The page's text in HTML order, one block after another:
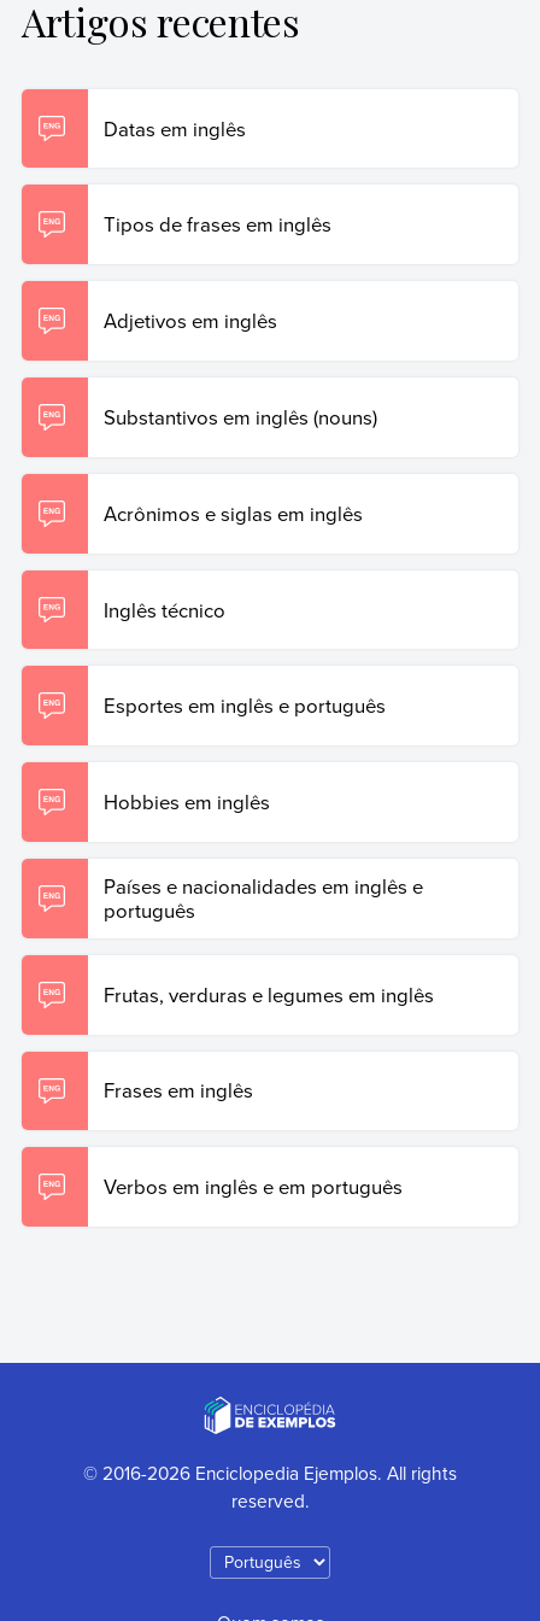
Artigos recentes
Datas em inglês
Tipos de frases em inglês
Adjetivos em inglês
Substantivos em inglês (nouns)
Acrônimos e siglas em inglês
Inglês técnico
Esportes em inglês e português
Hobbies em inglês
Países e nacionalidades em inglês e
português
Frutas, verduras e legumes em inglês
Frases em inglês
Verbos em inglês e em português
© 2016-2026 Enciclopedia Ejemplos. All rights
reserved.